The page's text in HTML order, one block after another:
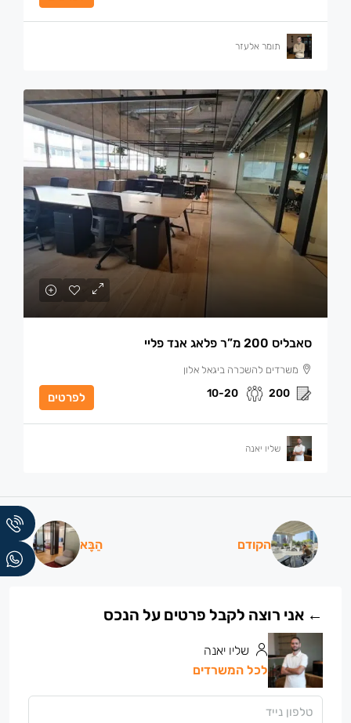
תומר אלעזר
סאבליס 200 מ”ר פלאג אנד פליי
משרדים להשכרה ביגאל אלון
200
10-20 לפרטים
שליו יאנה
הקודם הַבָּא
שליו יאנה
לכל המשרדים